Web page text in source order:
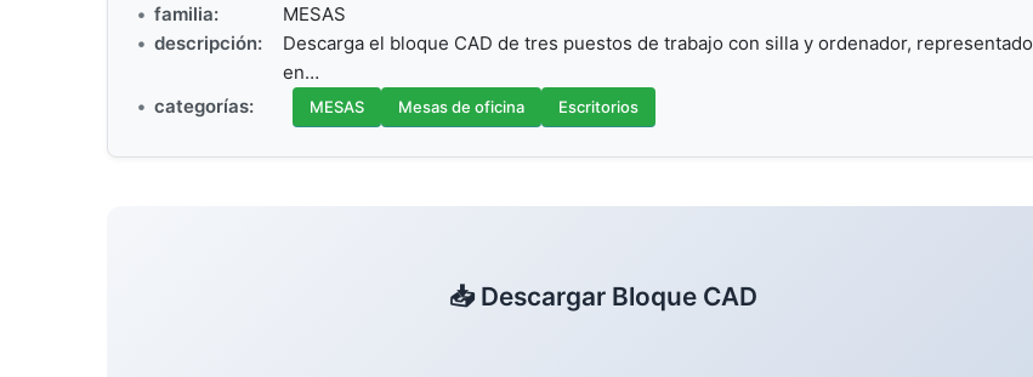
familia:
MESAS
descripción:
Descarga el bloque CAD de tres puestos de trabajo con silla y ordenador, representado
en…
categorías:
MESAS Mesas de oficina Escritorios
📥 Descargar Bloque CAD